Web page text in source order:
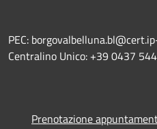
PEC:
Centralino Unico: +39 0437
Prenotazione